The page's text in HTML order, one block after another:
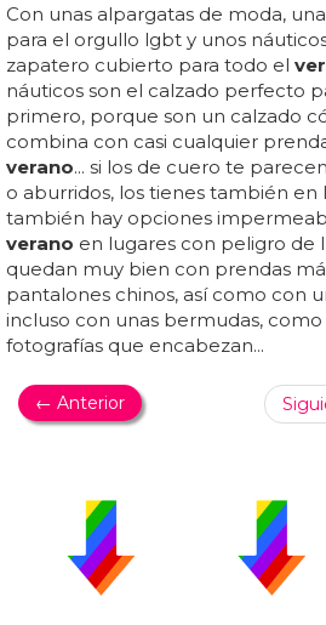
Con unas alpargatas de moda,
para el orgullo lgbt y unos
zapatero cubierto para todo el
náuticos son el calzado perfecto
primero, porque son un calzado
combina con casi cualquier
verano... si los de cuero te
o aburridos, los tienes también en
también hay opciones
verano en lugares con peligro de
quedan muy bien con prendas
pantalones chinos, así como con
incluso con unas bermudas,
fotografías que encabezan...
← Anterior